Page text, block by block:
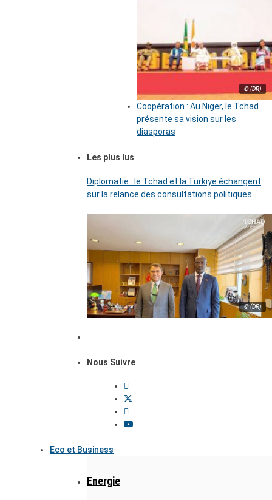
© (DR)
Coopération : Au Niger, le Tchad
présente sa vision sur les
diasporas
Les plus lus
Diplomatie : le Tchad et la Türkiye échangent
sur la relance des consultations politiques
© (DR)
Nous Suivre
Eco et Business
Energie